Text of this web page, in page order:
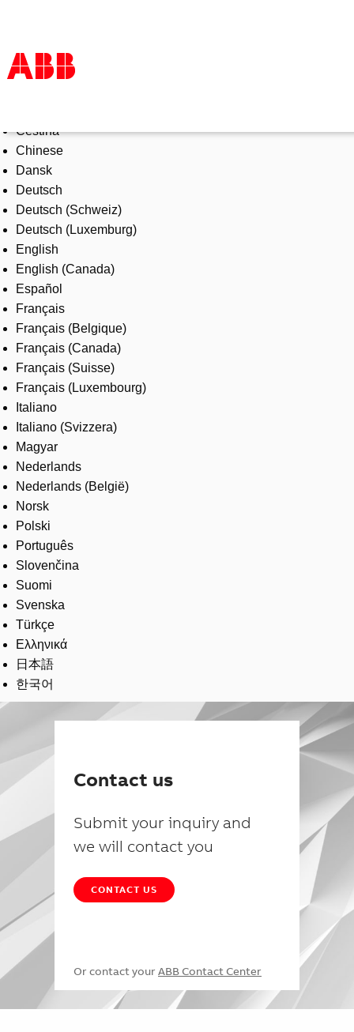
Products & Solutions
Industries
Services
About us
Where to buy
Contact us
Careers
Čeština
Chinese
Dansk
Deutsch
Deutsch (Schweiz)
Deutsch (Luxemburg)
English
English (Canada)
Español
Français
Français (Belgique)
Français (Canada)
Français (Suisse)
Français (Luxembourg)
Italiano
Italiano (Svizzera)
Magyar
Nederlands
Nederlands (België)
Norsk
Polski
Português
Slovenčina
Suomi
Svenska
Türkçe
Ελληνικά
日本語
한국어
Contact us
Submit your inquiry and
we will contact you
CONTACT US
Or contact your ABB Contact Center